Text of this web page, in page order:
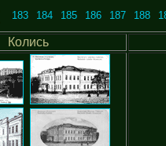
183 184 185 186 187 188
Колись